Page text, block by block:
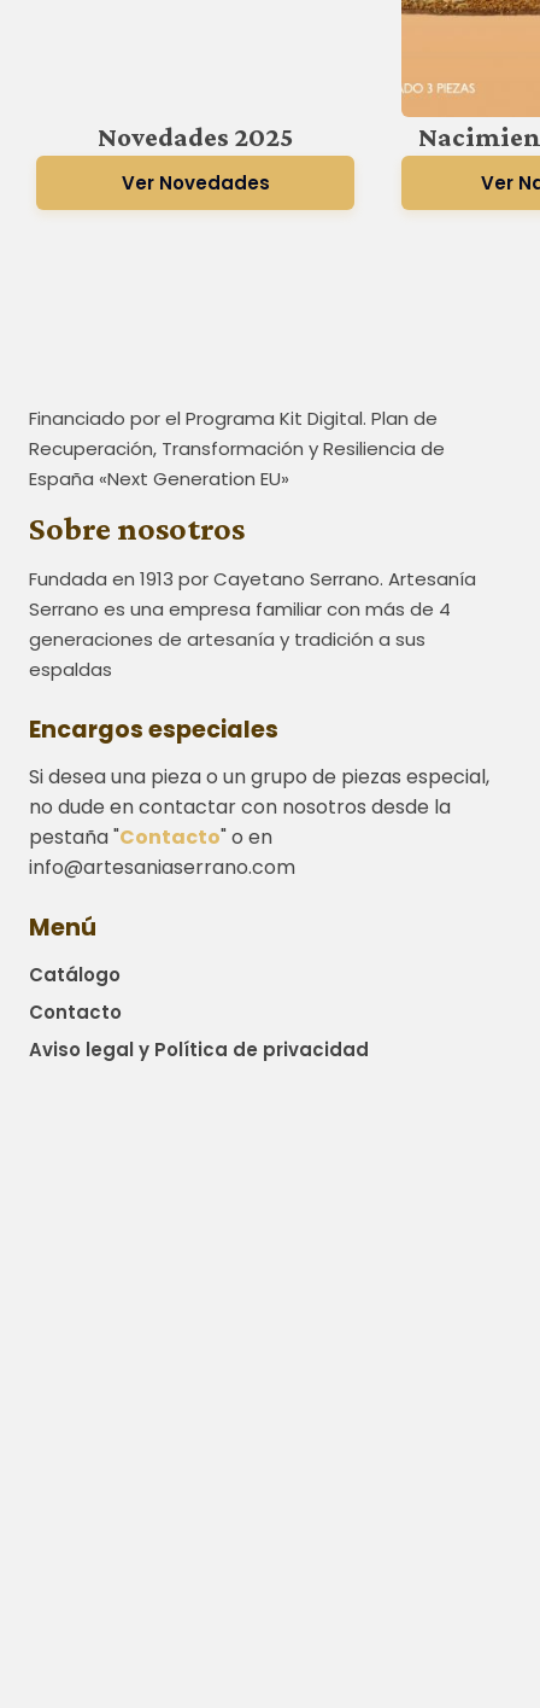
Novedades 2025
Ver Novedades Ver
Financiado por el Programa Kit Digital. Plan de
Recuperación, Transformación y Resiliencia de
España «Next Generation EU»
Sobre nosotros
Fundada en 1913 por Cayetano Serrano. Artesanía
Serrano es una empresa familiar con más de 4
generaciones de artesanía y tradición a sus
espaldas
Encargos especiales
Si desea una pieza o un grupo de piezas especial,
no dude en contactar con nosotros desde la
pestaña "Contacto" o en
info@artesaniaserrano.com
Menú
Catálogo
Contacto
Aviso legal y Política de privacidad